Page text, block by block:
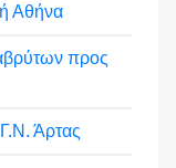
Αθήνα
προς
Άρτας